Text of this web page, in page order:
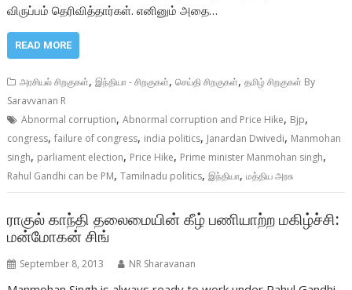
விருப்பம் தெரிவித்தார்கள். எனினும் அதை…
READ MORE
அரசியல் சிறகுகள்,இந்தியா - சிறகுகள்,செய்தி சிறகுகள்,தமிழ் சிறகுகள் By
Saravvanan R
Abnormal corruption,Abnormal corruption and Price Hike, Bjp,
congress,failure of congress, india politics, Janardan Dwivedi, Manmohan
singh, parliament election, Price Hike, Prime minister Manmohan singh,
Rahul Gandhi can be PM,Tamilnadu politics,இந்தியா,மத்திய அரசு
ராகுல் காந்தி தலைமையின் கீழ் பணியாற்ற மகிழ்ச்சி:
மன்மோகன் சிங்
September 8, 2013 NR Sharavanan